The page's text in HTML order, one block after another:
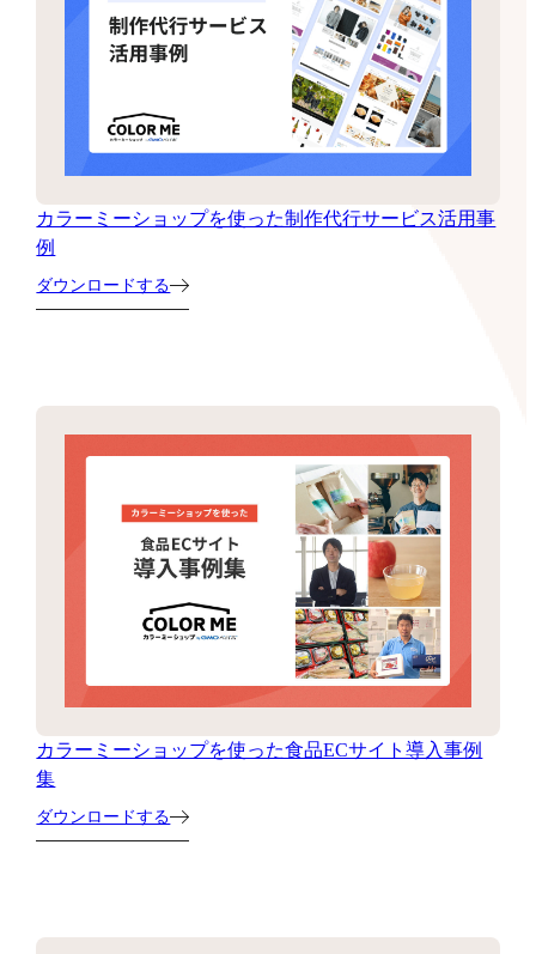
カラーミーショップを使った制作代行サービス活用事
例
ダウンロードする
カラーミーショップを使った食品ECサイト導入事例
集
ダウンロードする